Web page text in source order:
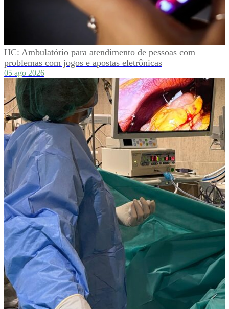
HC: Ambulatório para atendimento de pessoas com
problemas com jogos e apostas eletrônicas
05 ago 2026